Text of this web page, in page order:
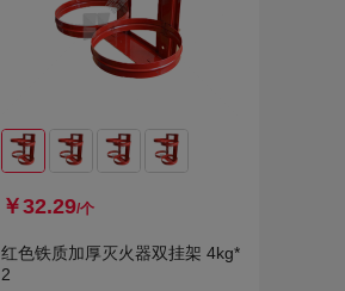
￥32.29/个
红色铁质加厚灭火器双挂架 4kg*
2